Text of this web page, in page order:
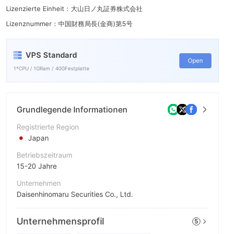
Lizenzierte Einheit：大山日ノ丸証券株式会社
Lizenznummer：中国財務局長(金商)第5号
VPS Standard
1*CPU / 1GRam / 40GFestplatte
Open
Grundlegende Informationen
Registrierte Region
Japan
Betriebszeitraum
15-20 Jahre
Unternehmen
Daisenhinomaru Securities Co., Ltd.
Abkürzung
Daisenhinomaru
Unternehmensprofil 5